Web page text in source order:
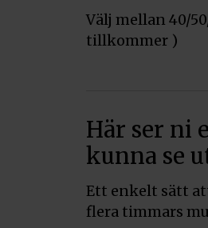
Välj mellan 40/
tillkommer )
Här ser ni
kunna se
Ett enkelt sätt
flera timmars